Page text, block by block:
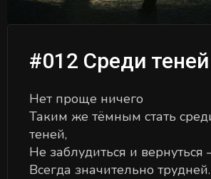
#012 Среди теней
Нет проще ничего
Таким же тёмным стать
теней,
Не заблудиться и
Всегда значительно трудней.